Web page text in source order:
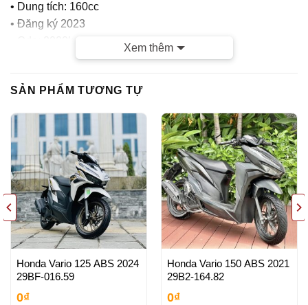
• Dung tích: 160cc
• Đăng ký 2023
• Odo: 2000km (original)
– Giá thành hợp lý
– Xe chất lượng tốt, chất lượng hàng đầu tại Hà Nội, Bảo
hành tuyệt đối Máy nguyên bản , Đồ Zin theo xe
– Dịch vụ tốt nhất: Các bạn mua xe cửa hàng sau Mua Bán
đều được tư vấn , xử lý Luôn và Ngay khi xe gặp sự cố
HỖ TRỢ KHÁCH HÀNG
Xem thêm
SẢN PHẨM TƯƠNG TỰ
Honda Vario 125 ABS 2024
29BF-016.59
0₫
Honda Vario 150 ABS 2021
29B2-164.82
0₫